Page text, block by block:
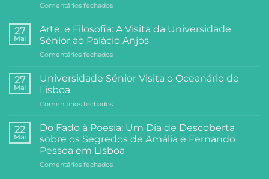
Comentários fechadosem
do
Centro
Comunitário:
Dois
de
e
27
Mai
Arte, e Filosofia: A Visita da Universidade
Sénior ao Palácio Anjos
Comentários fechadosem
e
Visita
Universidade
Sénior
Palácio
Anjos
27
Mai
Universidade Sénior Visita o Oceanário de
Lisboa
Comentários fechadosem
Sénior
Visita
o
Oceanário
de
22
Mai
Do Fado à Poesia: Um Dia de Descoberta
sobre os Segredos de Amália e Fernando
Pessoa em Lisboa
Comentários fechadosem